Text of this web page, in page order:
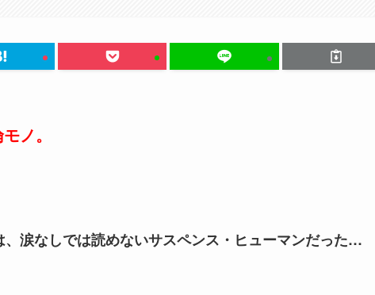
ノ。
涙なしでは読めないサスペンス・ヒューマンだった…